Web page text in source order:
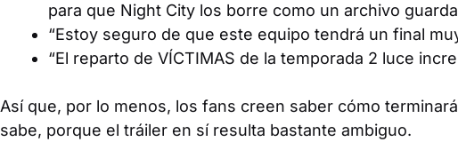
para que Night City los borre como un archivo
“Estoy seguro de que este equipo tendrá un final
“El reparto de VÍCTIMAS de la temporada 2 luce
Así que, por lo menos, los fans creen saber cómo
sabe, porque el tráiler en sí resulta bastante ambiguo.